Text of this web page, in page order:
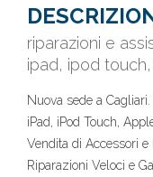
riparazioni e
ipad, ipod
Nuova sede a
iPad, iPod Touch,
Vendita di Accessori
Riparazioni Veloci e